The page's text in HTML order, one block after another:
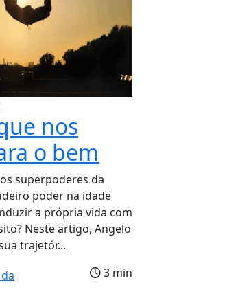
nos
o bem
superpoderes da
poder na idade
a própria vida com
Neste artigo, Angelo
trajetór...
3 min